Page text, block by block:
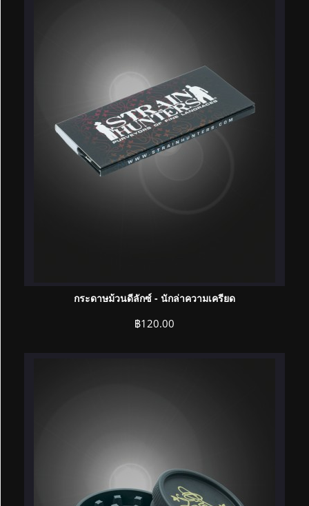
กระดาษม้วนดีลักซ์ - นักล่าความเครียด
฿120.00